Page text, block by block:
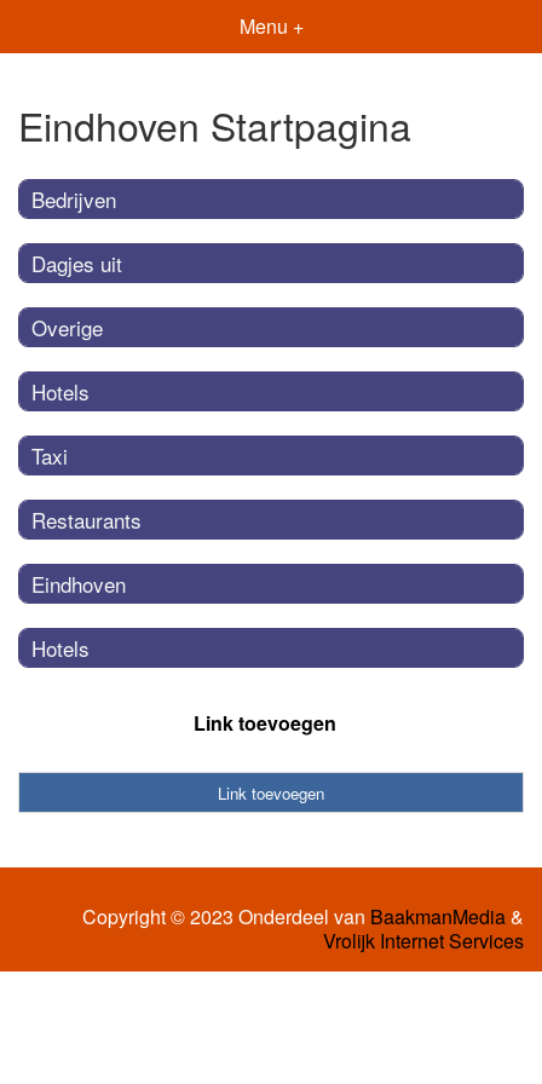
Menu +
Eindhoven Startpagina
Bedrijven
Dagjes uit
Overige
Hotels
Taxi
Restaurants
Eindhoven
Hotels
Link toevoegen
Link toevoegen
Copyright © 2023 Onderdeel van BaakmanMedia&
Vrolijk Internet Services